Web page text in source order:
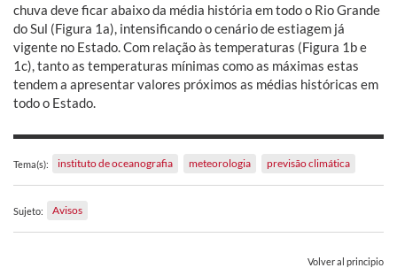
chuva deve ficar abaixo da média história em todo o Rio Grande
do Sul (Figura 1a), intensificando o cenário de estiagem já
vigente no Estado. Com relação às temperaturas (Figura 1b e
1c), tanto as temperaturas mínimas como as máximas estas
tendem a apresentar valores próximos as médias históricas em
todo o Estado.
Tema(s): instituto de oceanografia meteorologia previsão climática
Sujeto: Avisos
Volver al principio